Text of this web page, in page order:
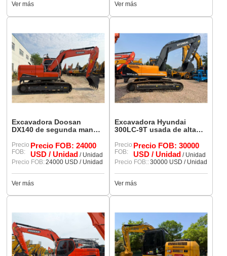
Ver más Ver más
Excavadora Doosan
DX140 de segunda mano
hidráulico original intacto.
Precio
FOB:
Precio FOB: 24000
USD / Unidad / Unidad
Precio FOB:24000 USD / Unidad
Ver más
Excavadora Hyundai
300LC-9T usada de alta
pintura original, pocas
horas de uso, lista para
enviar.
Precio
FOB:
Precio FOB: 30000
USD / Unidad / Unidad
Precio FOB::30000 USD / Unidad
Ver más